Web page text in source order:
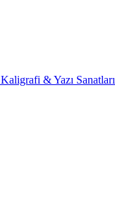
Kaligrafi & Yazı Sanatları